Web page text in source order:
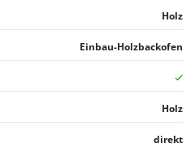
Holz
Einbau-Holzbackofen
Holz
direkt